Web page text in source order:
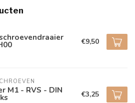
€9,50
M1 - RVS - DIN €3,25